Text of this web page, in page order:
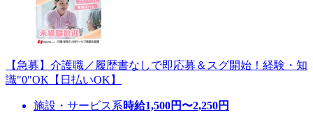
【急募】介護職／履歴書なしで即応募＆スグ開始！経験・知
識"0"OK【日払いOK】
施設・サービス系時給1,500円〜2,250円